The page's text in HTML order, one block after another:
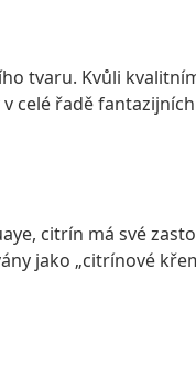
tvaru. Kvůli
celé řadě
citrín má své
jako „citrínové